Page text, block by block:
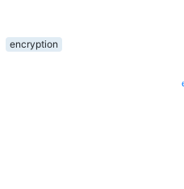
encryption